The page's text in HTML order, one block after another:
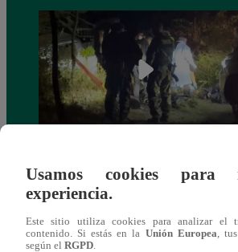
intervención dio negativo en examen
drogas
Usamos cookies para
experiencia.
Este sitio utiliza cookies para analizar el
contenido. Si estás en la Unión Europea ,
según el RGPD